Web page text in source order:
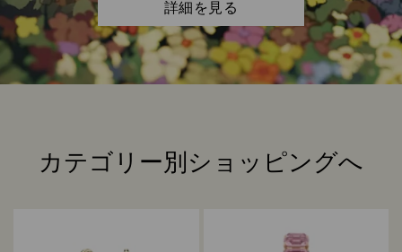
詳細を見る
カテゴリー別ショッピングへ